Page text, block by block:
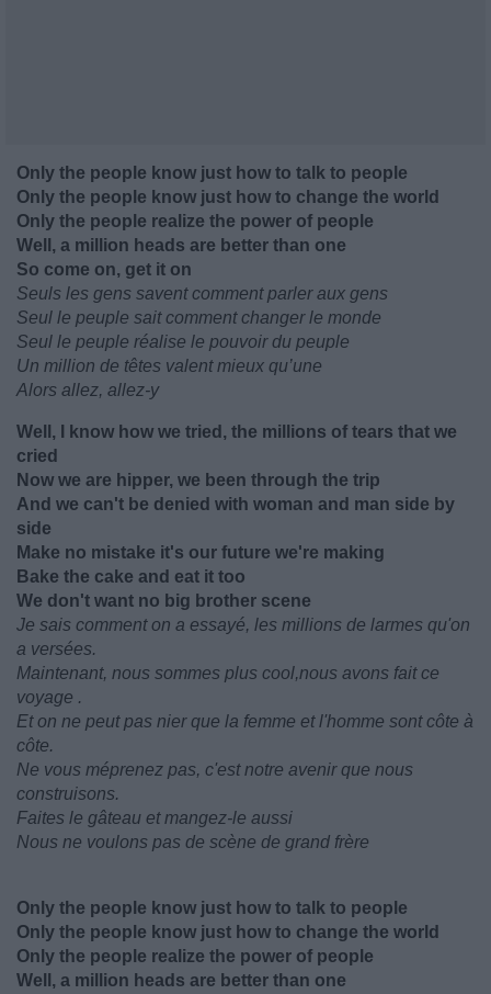
Only the people know just how to talk to people
Only the people know just how to change the world
Only the people realize the power of people
Well, a million heads are better than one
So come on, get it on
Seuls les gens savent comment parler aux gens
Seul le peuple sait comment changer le monde
Seul le peuple réalise le pouvoir du peuple
Un million de têtes valent mieux qu’une
Alors allez, allez-y
Well, I know how we tried, the millions of tears that we
cried
Now we are hipper, we been through the trip
And we can't be denied with woman and man side by
side
Make no mistake it's our future we're making
Bake the cake and eat it too
We don't want no big brother scene
Je sais comment on a essayé, les millions de larmes qu'on
a versées.
Maintenant, nous sommes plus cool,nous avons fait ce
voyage .
Et on ne peut pas nier que la femme et l'homme sont côte à
côte.
Ne vous méprenez pas, c'est notre avenir que nous
construisons.
Faites le gâteau et mangez-le aussi
Nous ne voulons pas de scène de grand frère
Only the people know just how to talk to people
Only the people know just how to change the world
Only the people realize the power of people
Well, a million heads are better than one